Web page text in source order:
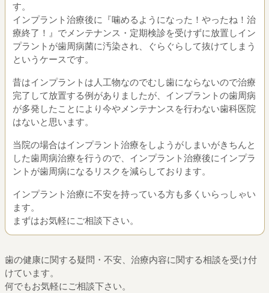
す。
インプラント治療後に『噛めるようになった！やったね！治
療終了！』でメンテナンス・定期検診を受けずに放置しイン
プラントが歯周病菌に汚染され、ぐらぐらして抜けてしまう
というケースです。
昔はインプラントは人工物なのでむし歯にならないので治療
完了して放置する例がありましたが、インプラントの歯周病
が多発したことにより今やメンテナンスを行わない歯科医院
はないと思います。
当院の場合はインプラント治療をしようがしまいがきちんと
した歯周病治療を行うので、インプラント治療後にインプラ
ントが歯周病になるリスクを減らしております。
インプラント治療に不安を持っている方も多くいらっしゃい
ます。
まずはお気軽にご相談下さい。
歯の健康に関する疑問・不安、治療内容に関する相談を受け付
けています。
何でもお気軽にご相談下さい。